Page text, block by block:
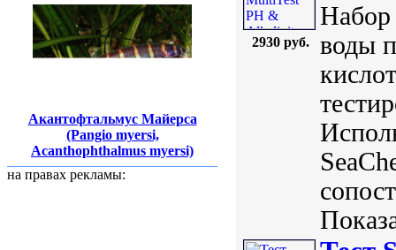
Акантофтальмус Майерса
(Pangio myersi,
Acanthophthalmus myersi)
на правах рекламы:
2930 руб.
Набор
воды